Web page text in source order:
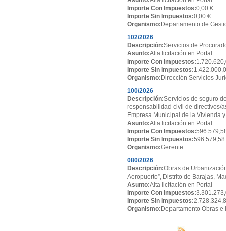
Importe Con Impuestos:0,00 €
Importe Sin Impuestos:0,00 €
Organismo: Departamento de
102/2026
Descripción:Servicios de
Asunto:Alta licitación en Portal
Importe Con Impuestos:
Importe Sin Impuestos:
Organismo: Dirección Servicios
100/2026
Descripción:Servicios de seguro
responsabilidad civil de directivos/
Empresa Municipal de la Vivienda
Asunto:Alta licitación en Portal
Importe Con Impuestos:
Importe Sin Impuestos:596.579,58
Organismo:Gerente
080/2026
Descripción:Obras de
Aeropuerto”, Distrito de Barajas,
Asunto:Alta licitación en Portal
Importe Con Impuestos:
Importe Sin Impuestos:
Organismo: Departamento Obras e